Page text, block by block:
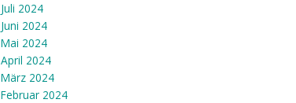
Juli 2024
Juni 2024
Mai 2024
April 2024
März 2024
Februar 2024